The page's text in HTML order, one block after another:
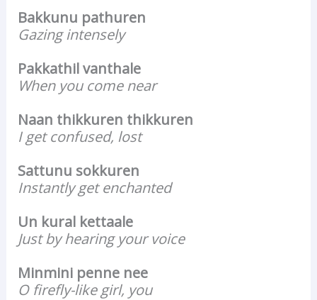
Bakkunu pathuren
Gazing intensely
Pakkathil vanthale
When you come near
Naan thikkuren thikkuren
I get confused, lost
Sattunu sokkuren
Instantly get enchanted
Un kural kettaale
Just by hearing your voice
Minmini penne nee
O firefly-like girl, you